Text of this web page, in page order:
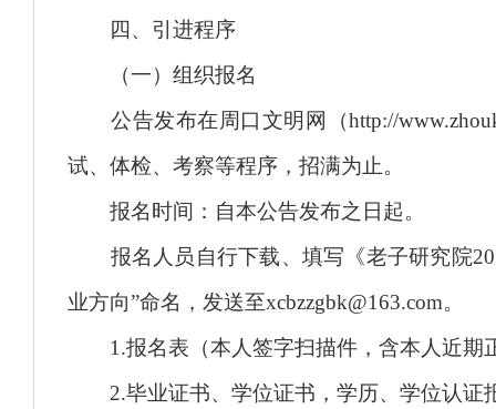
四、引进程序
（一）组织报名
公告发布在周口文明网（http://
试、体检、考察等程序，招满为止。
报名时间：自本公告发布之日起。
报名人员自行下载、填写《老子研究院
业方向”命名，发送至xcbzzgbk@163.com。
1.报名表（本人签字扫描件，含本人近期
2.毕业证书、学位证书，学历、学位认证